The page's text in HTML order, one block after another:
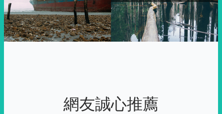
網友誠心推薦